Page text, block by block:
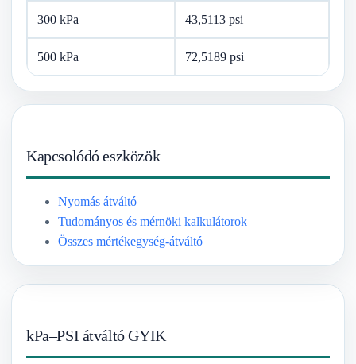
300 kPa 43,5113 psi
500 kPa 72,5189 psi
Kapcsolódó eszközök
Nyomás átváltó
Tudományos és mérnöki kalkulátorok
Összes mértékegység-átváltó
kPa–PSI átváltó GYIK